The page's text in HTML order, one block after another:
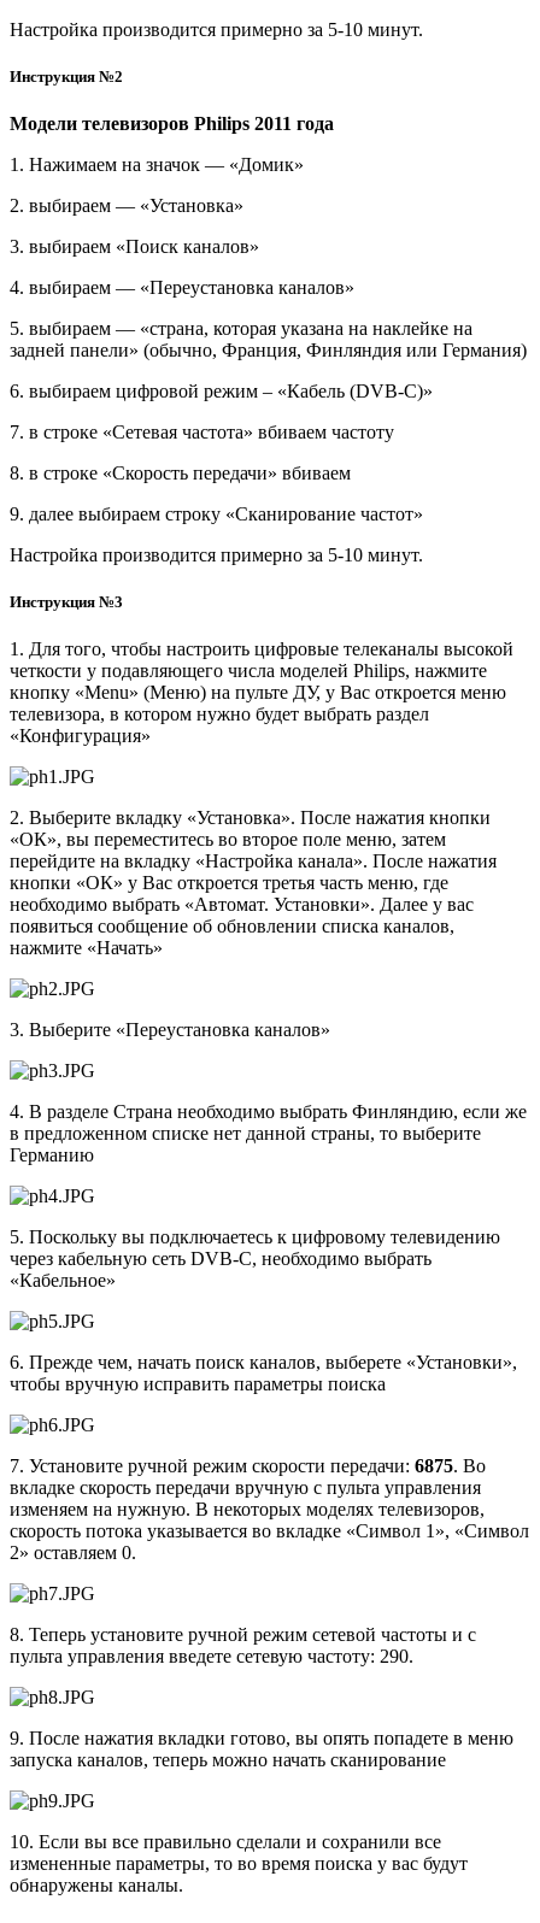
Настройка производится примерно за 5-10 минут.
Инструкция №2
Модели телевизоров Philips 2011 года
1. Нажимаем на значок — «Домик»
2. выбираем — «Установка»
3. выбираем «Поиск каналов»
4. выбираем — «Переустановка каналов»
5. выбираем — «страна, которая указана на наклейке на
задней панели» (обычно, Франция, Финляндия или Германия)
6. выбираем цифровой режим – «Кабель (DVB-C)»
7. в строке «Сетевая частота» вбиваем частоту
8. в строке «Скорость передачи» вбиваем
9. далее выбираем строку «Сканирование частот»
Настройка производится примерно за 5-10 минут.
Инструкция №3
1. Для того, чтобы настроить цифровые телеканалы высокой
четкости у подавляющего числа моделей Philips, нажмите
кнопку «Menu» (Меню) на пульте ДУ, у Вас откроется меню
телевизора, в котором нужно будет выбрать раздел
«Конфигурация»
2. Выберите вкладку «Установка». После нажатия кнопки
«ОК», вы переместитесь во второе поле меню, затем
перейдите на вкладку «Настройка канала». После нажатия
кнопки «ОК» у Вас откроется третья часть меню, где
необходимо выбрать «Автомат. Установки». Далее у вас
появиться сообщение об обновлении списка каналов,
нажмите «Начать»
3. Выберите «Переустановка каналов»
4. В разделе Страна необходимо выбрать Финляндию, если же
в предложенном списке нет данной страны, то выберите
Германию
5. Поскольку вы подключаетесь к цифровому телевидению
через кабельную сеть DVB-C, необходимо выбрать
«Кабельное»
6. Прежде чем, начать поиск каналов, выберете «Установки»,
чтобы вручную исправить параметры поиска
7. Установите ручной режим скорости передачи: 6875. Во
вкладке скорость передачи вручную с пульта управления
изменяем на нужную. В некоторых моделях телевизоров,
скорость потока указывается во вкладке «Символ 1», «Символ
2» оставляем 0.
8. Теперь установите ручной режим сетевой частоты и с
пульта управления введете сетевую частоту: 290.
9. После нажатия вкладки готово, вы опять попадете в меню
запуска каналов, теперь можно начать сканирование
10. Если вы все правильно сделали и сохранили все
измененные параметры, то во время поиска у вас будут
обнаружены каналы.